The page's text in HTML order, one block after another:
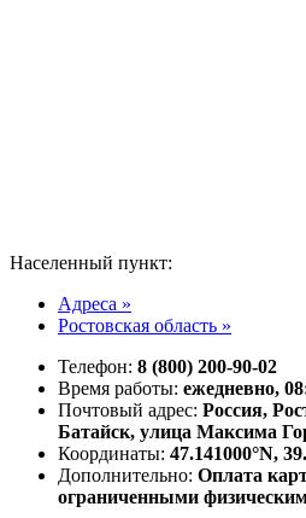
Населенный пункт:
Адреса »
Ростовская область »
Телефон: 8 (800) 200-90-02
Время работы: ежедневно,
Почтовый адрес: Россия,
Батайск, улица Максима
Координаты: 47.141000°N,
Дополнительно: Оплата
ограниченными